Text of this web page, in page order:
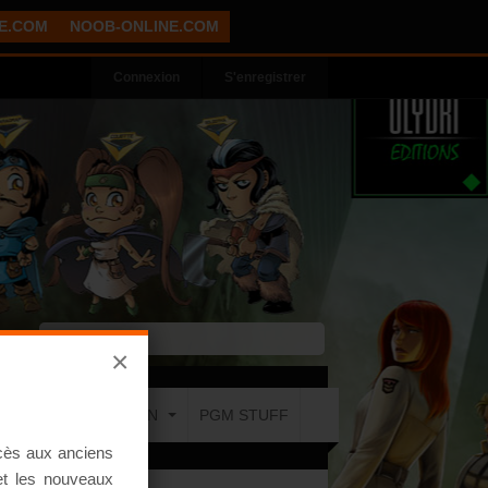
NOOB-ONLINE.COM
×
aux anciens
les nouveaux
COMMUNICATION PGM STUFF